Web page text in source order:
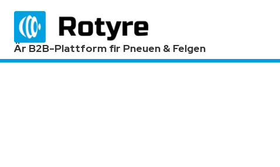
Är B2B-Plattform fir Pneuen & Felgen